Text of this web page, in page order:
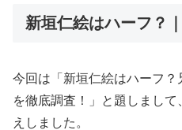
新垣仁絵はハーフ？
今回は「新垣仁絵はハーフ
を徹底調査！」と題しまし
えしました。